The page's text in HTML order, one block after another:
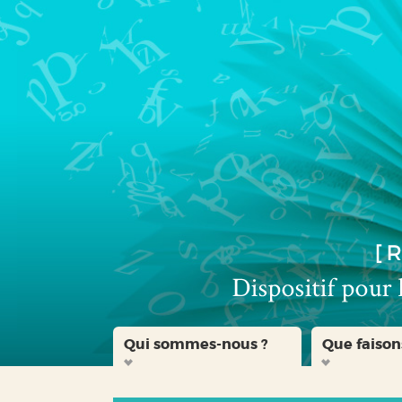
Aller
menu
Aller
contenu
Aller
la
recherche
Qui sommes-nous ? Que